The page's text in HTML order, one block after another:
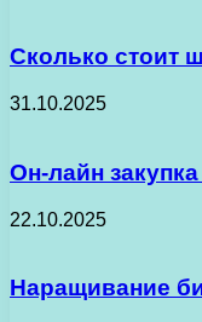
Сколько стоит
31.10.2025
Он-лайн
22.10.2025
Наращивание